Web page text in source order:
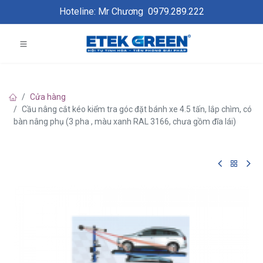
Hoteline: Mr Chương 0979.289.222
Cửa hàng
Cầu nâng cắt kéo kiểm tra góc đặt bánh xe 4.5 tấn, lắp chìm, có
bàn nâng phụ (3 pha , màu xanh RAL 3166, chưa gồm đĩa lái)